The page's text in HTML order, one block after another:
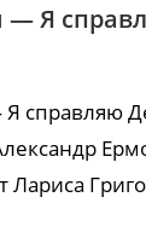
— Я
Я справляю
Лариса